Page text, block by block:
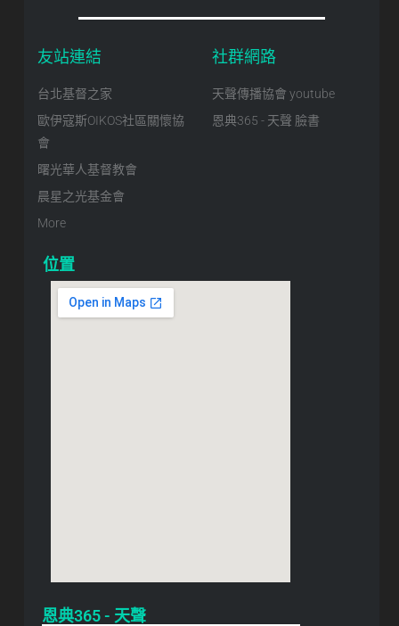
友站連結
台北基督之家
歐伊寇斯OIKOS社區關懷協
會
曙光華人基督教會
晨星之光基金會
More
社群網路
天聲傳播協會 youtube
恩典365 - 天聲 臉書
位置
恩典365 - 天聲